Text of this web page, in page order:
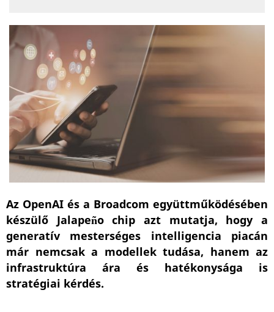
Az OpenAI és a Broadcom együttműködésében
készülő Jalapeño chip azt mutatja, hogy a
generatív mesterséges intelligencia piacán
már nemcsak a modellek tudása, hanem az
infrastruktúra ára és hatékonysága is
stratégiai kérdés.